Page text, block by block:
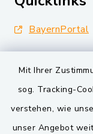
Mit Ihrer
sog. Tracking-
verstehen, wie
unser Angebot
BayernPortal
Landkreis
VG und